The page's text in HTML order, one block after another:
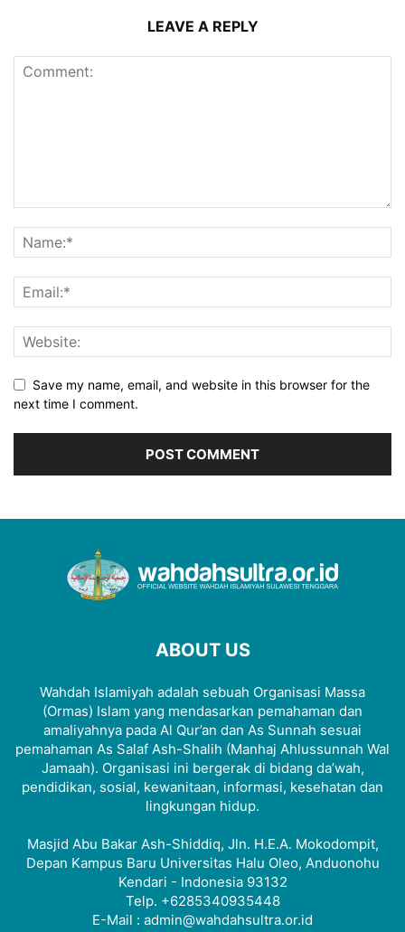
LEAVE A REPLY
Save my name, email, and website in this browser for the
next time I comment.
ABOUT US
Wahdah Islamiyah adalah sebuah Organisasi Massa
(Ormas) Islam yang mendasarkan pemahaman dan
amaliyahnya pada Al Qur’an dan As Sunnah sesuai
pemahaman As Salaf Ash-Shalih (Manhaj Ahlussunnah Wal
Jamaah). Organisasi ini bergerak di bidang da’wah,
pendidikan, sosial, kewanitaan, informasi, kesehatan dan
lingkungan hidup.
Masjid Abu Bakar Ash-Shiddiq, Jln. H.E.A. Mokodompit,
Depan Kampus Baru Universitas Halu Oleo, Anduonohu
Kendari - Indonesia 93132
Telp. +6285340935448
E-Mail : admin@wahdahsultra.or.id